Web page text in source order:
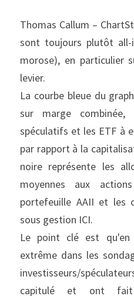
Thomas Callum –
sont toujours plutôt
morose), en particulier
levier.
La courbe bleue du
sur marge
spéculatifs et les ETF à
par rapport à la
noire représente les
moyennes aux
portefeuille AAII et les
sous gestion ICI.
Le point clé est qu'en
extrême dans les
investisseurs/
capitulé et ont